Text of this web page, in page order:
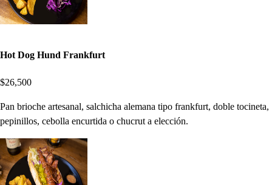
Hot Dog Hund Frankfurt
$26,500
Pan brioche artesanal, salchicha alemana tipo frankfurt, doble tocineta,
pepinillos, cebolla encurtida o chucrut a elección.